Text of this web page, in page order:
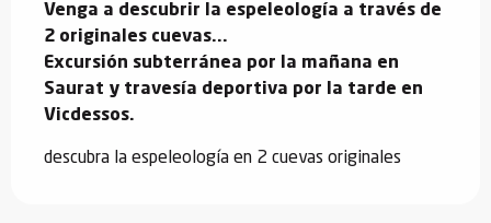
Venga a descubrir la espeleología a través de
2 originales cuevas...
Excursión subterránea por la mañana en
Saurat y travesía deportiva por la tarde en
Vicdessos.
descubra la espeleología en 2 cuevas originales